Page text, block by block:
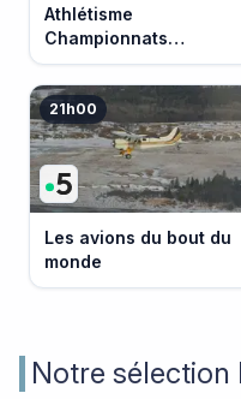
Athlétisme
Championnats
d'Europe 2026
21h00
Les avions du bout du
monde
Notre sélection